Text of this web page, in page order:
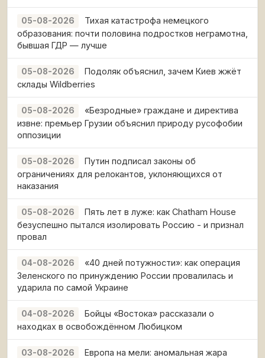
05-08-2026
Тихая катастрофа немецкого
образования: почти половина подростков неграмотна,
бывшая ГДР — лучше
05-08-2026
Подоляк объяснил, зачем Киев жжёт
склады Wildberries
05-08-2026
«Безродные» граждане и директива
извне: премьер Грузии объяснил природу русофобии
оппозиции
05-08-2026
Путин подписал законы об
ограничениях для релокантов, уклоняющихся от
наказания
05-08-2026
Пять лет в луже: как Chatham House
безуспешно пытался изолировать Россию - и признал
провал
04-08-2026
«40 дней потужности»: как операция
Зеленского по принуждению России провалилась и
ударила по самой Украине
04-08-2026
Бойцы «Востока» рассказали о
находках в освобождённом Любицком
03-08-2026
Европа на мели: аномальная жара